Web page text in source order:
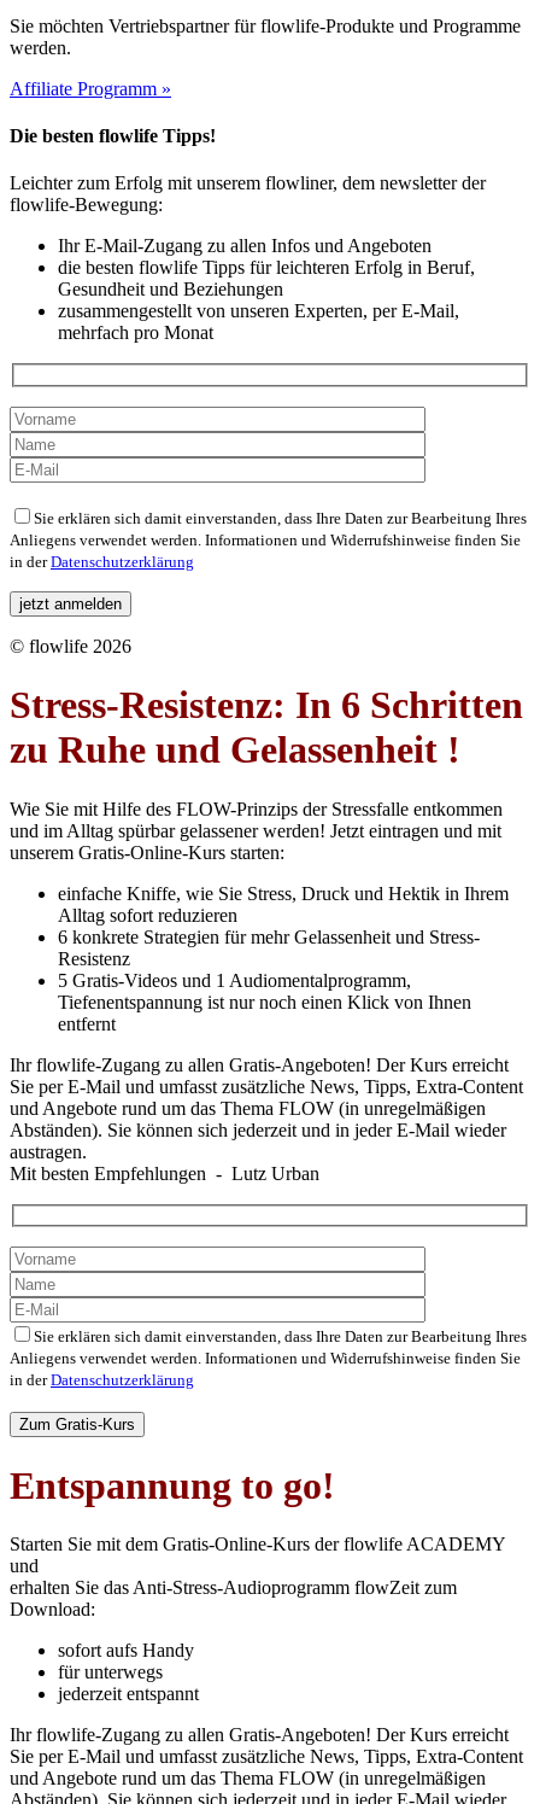
Sie möchten Vertriebspartner für flowlife-Produkte und Programme
werden.
Affiliate Programm »
Die besten flowlife Tipps!
Leichter zum Erfolg mit unserem flowliner, dem newsletter der
flowlife-Bewegung:
Ihr E-Mail-Zugang zu allen Infos und Angeboten
die besten flowlife Tipps für leichteren Erfolg in Beruf,
Gesundheit und Beziehungen
zusammengestellt von unseren Experten, per E-Mail,
mehrfach pro Monat
Bitte
lasse
dieses
leer.
Sie erklären sich damit einverstanden, dass Ihre Daten zur Bearbeitung Ihres
Anliegens verwendet werden. Informationen und Widerrufshinweise finden Sie
in derDatenschutzerklärung
© flowlife 2026
Stress-Resistenz: In 6 Schritten
zu Ruhe und Gelassenheit !
Wie Sie mit Hilfe des FLOW-Prinzips der Stressfalle entkommen
und im Alltag spürbar gelassener werden! Jetzt eintragen und mit
unserem Gratis-Online-Kurs starten:
einfache Kniffe, wie Sie Stress, Druck und Hektik in Ihrem
Alltag sofort reduzieren
6 konkrete Strategien für mehr Gelassenheit und Stress-
Resistenz
5 Gratis-Videos und 1 Audiomentalprogramm,
Tiefenentspannung ist nur noch einen Klick von Ihnen
entfernt
Ihr flowlife-Zugang zu allen Gratis-Angeboten! Der Kurs erreicht
Sie per E-Mail und umfasst zusätzliche News, Tipps, Extra-Content
und Angebote rund um das Thema FLOW (in unregelmäßigen
Abständen). Sie können sich jederzeit und in jeder E-Mail wieder
austragen.
Mit besten Empfehlungen - Lutz Urban
Sie erklären sich damit einverstanden, dass Ihre Daten zur Bearbeitung Ihres
Anliegens verwendet werden. Informationen und Widerrufshinweise finden Sie
in derDatenschutzerklärung
lasse
leer.
Entspannung to go!
Starten Sie mit dem Gratis-Online-Kurs der flowlife ACADEMY
und
erhalten Sie das Anti-Stress-Audioprogramm flowZeit zum
Download:
sofort aufs Handy
für unterwegs
jederzeit entspannt
Ihr flowlife-Zugang zu allen Gratis-Angeboten! Der Kurs erreicht
Sie per E-Mail und umfasst zusätzliche News, Tipps, Extra-Content
und Angebote rund um das Thema FLOW (in unregelmäßigen
Abständen). Sie können sich jederzeit und in jeder E-Mail wieder